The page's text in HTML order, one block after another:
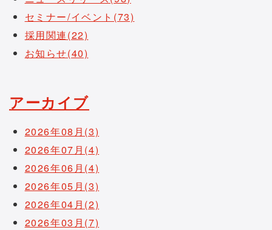
セミナー/イベント(73)
採用関連(22)
お知らせ(40)
アーカイブ
2026年08月(3)
2026年07月(4)
2026年06月(4)
2026年05月(3)
2026年04月(2)
2026年03月(7)